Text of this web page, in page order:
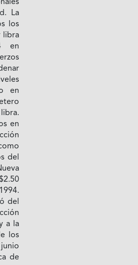
La
los
libra
en
en
en
del
del
a la
los
de